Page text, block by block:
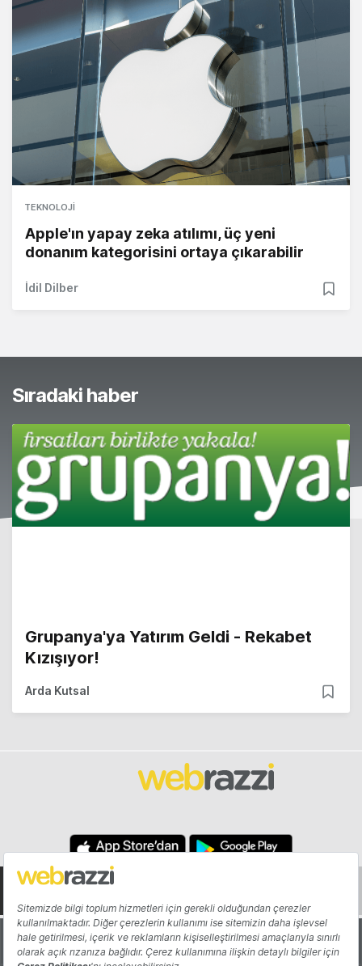
TEKNOLOJI
Apple'ın yapay zeka atılımı, üç yeni
donanım kategorisini ortaya çıkarabilir
İdil Dilber
Sıradaki haber
Grupanya'ya Yatırım Geldi - Rekabet
Kızışıyor!
Arda Kutsal
Hakkında Yazarlar